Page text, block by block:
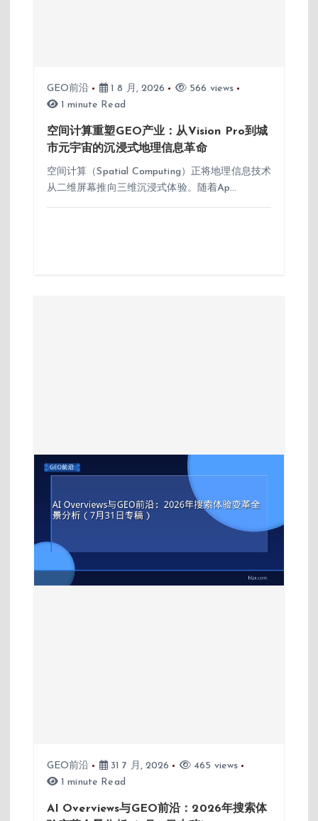
GEO前沿 1 8 月, 2026
566 views
1 minute Read
空间计算重塑GEO产业：从Vision Pro到城
市元宇宙的沉浸式地理信息革命
空间计算（Spatial Computing）正将地理信息技术
从二维屏幕推向三维沉浸式体验。随着Ap…
GEO前沿 31 7 月, 2026
465 views
1 minute Read
AI Overviews与GEO前沿：2026年搜索体